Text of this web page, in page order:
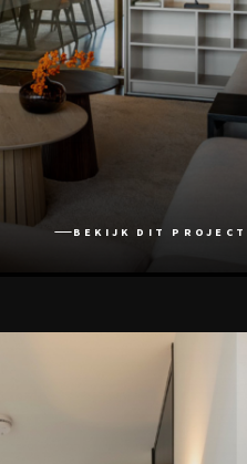
BEKIJK DIT PROJECT